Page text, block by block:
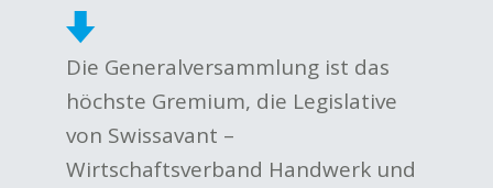
Die Generalversammlung ist das
höchste Gremium, die Legislative
von Swissavant –
Wirtschaftsverband Handwerk und